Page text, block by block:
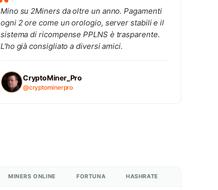
Mino su 2Miners da oltre un anno. Pagamenti
ogni 2 ore come un orologio, server stabili e il
sistema di ricompense PPLNS è trasparente.
L'ho già consigliato a diversi amici.
CryptoMiner_Pro
@cryptominerpro
MINERS ONLINE FORTUNA HASHRATE